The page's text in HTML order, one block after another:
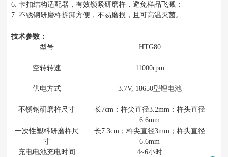
6. 卡扣结构适配器，有效锁紧研磨杵，避免样品飞溅；
7. 不锈钢研磨杵拆卸方便，不易磨损，且可高温灭菌。
技术参数：
型号
HTG80
空转转速 11000rpm
供电方式 3.7V, 18650型锂电池
不锈钢研磨杵尺寸 长7cm；杵尖直径3.2mm；杵头直径
6.6mm
一次性塑料研磨杵尺
寸
长7.3cm；杵尖直径3mm；杵头直径
6.6mm
充电电池充电时间
4~6小时